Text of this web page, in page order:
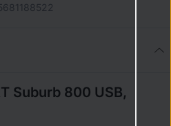
Suburb 800 USB,